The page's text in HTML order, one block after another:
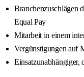
Branchenzuschlägen
Equal Pay
Mitarbeit in einem
Vergünstigungen auf
Einsatzunabhängiger,